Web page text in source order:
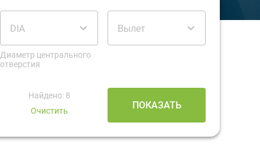
DIA
Диаметр центрального
отверстия
Вылет
Найдено: 8
Очистить
ПОКАЗАТЬ